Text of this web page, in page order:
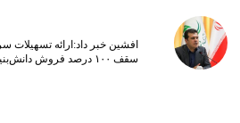
افشین خبر داد:ارائه تسهیلات
سقف ۱۰۰ درصد فروش دانش‌بنیان‌ها